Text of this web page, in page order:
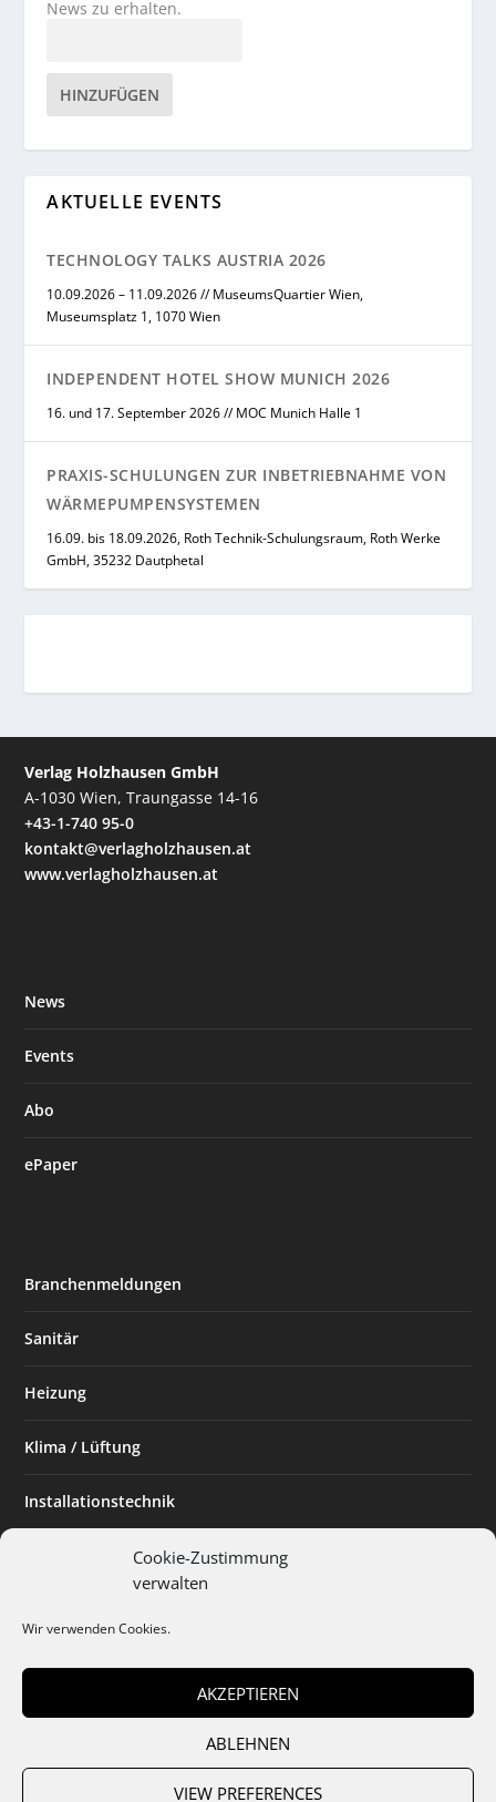
Cookie-Zustimmung
verwalten
Wir verwenden Cookies.
AKZEPTIEREN
ABLEHNEN
VIEW PREFERENCES
News zu erhalten.
HINZUFÜGEN
AKTUELLE EVENTS
TECHNOLOGY TALKS AUSTRIA 2026
10.09.2026 – 11.09.2026 // MuseumsQuartier Wien,
Museumsplatz 1, 1070 Wien
INDEPENDENT HOTEL SHOW MUNICH 2026
16. und 17. September 2026 // MOC Munich Halle 1
PRAXIS-SCHULUNGEN ZUR INBETRIEBNAHME VON
WÄRMEPUMPENSYSTEMEN
16.09. bis 18.09.2026, Roth Technik-Schulungsraum, Roth Werke
GmbH, 35232 Dautphetal
Verlag Holzhausen GmbH
A-1030 Wien, Traungasse 14-16
+43-1-740 95-0
kontakt@verlagholzhausen.at
www.verlagholzhausen.at
News
Events
Abo
ePaper
Branchenmeldungen
Sanitär
Heizung
Klima / Lüftung
Installationstechnik
Planen & Bauen
Installateur des Monats
Mediadaten Cookies Datenschutz